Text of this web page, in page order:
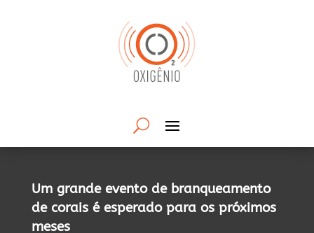
Um grande evento de branqueamento
de corais é esperado para os próximos
meses